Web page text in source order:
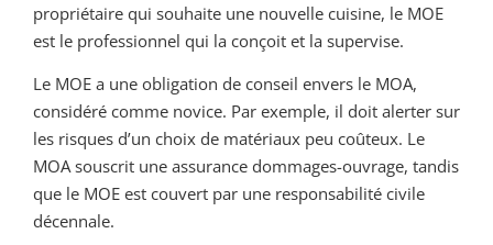
propriétaire qui souhaite une nouvelle cuisine, le MOE
est le professionnel qui la conçoit et la supervise.
Le MOE a une obligation de conseil envers le MOA,
considéré comme novice. Par exemple, il doit alerter sur
les risques d’un choix de matériaux peu coûteux. Le
MOA souscrit une assurance dommages-ouvrage, tandis
que le MOE est couvert par une responsabilité civile
décennale.